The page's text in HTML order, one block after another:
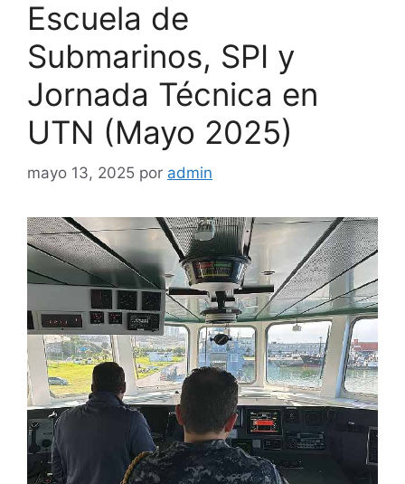
Escuela de
Submarinos, SPI y
Jornada Técnica en
UTN (Mayo 2025)
mayo 13, 2025 por admin